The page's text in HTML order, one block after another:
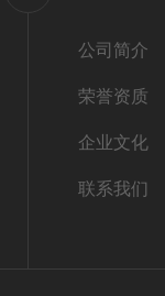
公司简介
荣誉资质
企业文化
联系我们